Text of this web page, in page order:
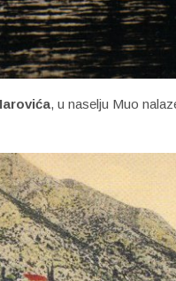
, u naselju Muo